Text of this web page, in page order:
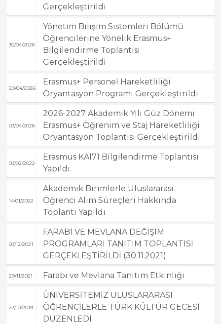
Gerçekleştirildi
30/04/2026
Yönetim Bilişim Sistemleri Bölümü
Öğrencilerine Yönelik Erasmus+
Bilgilendirme Toplantısı
Gerçekleştirildi
20/04/2026
Erasmus+ Personel Hareketliliği
Oryantasyon Programı Gerçekleştirildi
03/04/2026
2026-2027 Akademik Yılı Güz Dönemi
Erasmus+ Öğrenim ve Staj Hareketliliği
Oryantasyon Toplantısı Gerçekleştirildi
03/02/2022
Erasmus KA171 Bilgilendirme Toplantısı
Yapıldı.
14/01/2022
Akademik Birimlerle Uluslararası
Öğrenci Alım Süreçleri Hakkında
Toplantı Yapıldı
03/12/2021
FARABİ VE MEVLANA DEĞİŞİM
PROGRAMLARI TANITIM TOPLANTISI
GERÇEKLEŞTİRİLDİ (30.11.2021)
29/11/2021 Farabi ve Mevlana Tanıtım Etkinliği
23/10/2019
ÜNİVERSİTEMİZ ULUSLARARASI
ÖĞRENCİLERLE TÜRK KÜLTÜR GECESİ
DÜZENLEDİ